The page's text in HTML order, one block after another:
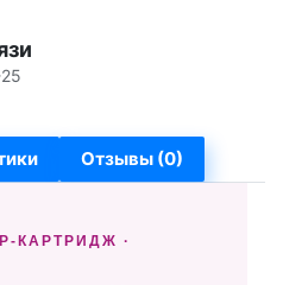
Отзывы (0)
КАРТРИДЖ ·